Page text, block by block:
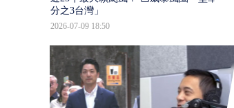
分之3台灣」
2026-07-09 18:50